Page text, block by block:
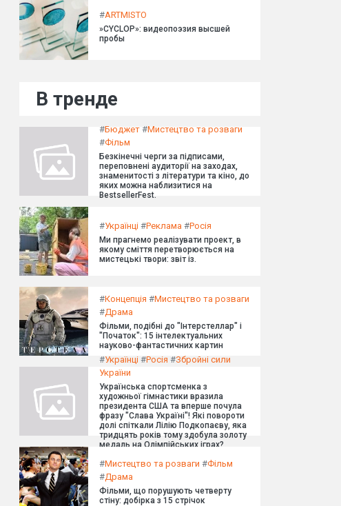
#ARTMISTO
»CYCLOP»: видеопоэзия высшей
пробы
В тренде
#Бюджет #Мистецтво та розваги
#Фільм
Безкінечні черги за підписами,
переповнені аудиторії на заходах,
знаменитості з літератури та кіно, до
яких можна наблизитися на
BestsellerFest.
#Українці #Реклама #Росія
Ми прагнемо реалізувати проект, в
якому сміття перетворюється на
мистецькі твори: звіт із.
#Концепція #Мистецтво та розваги
#Драма
Фільми, подібні до "Інтерстеллар" і
"Початок": 15 інтелектуальних
науково-фантастичних картин
#Українці #Росія #Збройні сили
України
Українська спортсменка з
художньої гімнастики вразила
президента США та вперше почула
фразу "Слава Україні"! Які повороти
долі спіткали Лілію Подкопаєву, яка
тридцять років тому здобула золоту
медаль на Олімпійських іграх?
#Мистецтво та розваги #Фільм
#Драма
Фільми, що порушують четверту
стіну: добірка з 15 стрічок